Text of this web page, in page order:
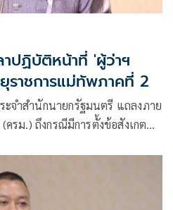
าปฏิบัติหน้าที่ 'ผู้ว่าฯ
ราชการแม่ทัพภาคที่ 2
จำสำนักนายกรัฐมนตรี แถลงภาย
รม.) ถึงกรณีมีการตั้งข้อสังเกต